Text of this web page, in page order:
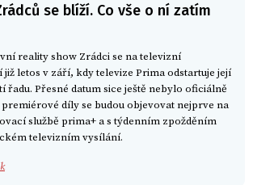
se blíží. Co vše o ní zatím
reality show Zrádci se na televizní
letos v září, kdy televize Prima odstartuje její
řadu. Přesné datum sice ještě nebylo oficiálně
díly se budou objevovat nejprve na
službě prima+ a s týdenním zpožděním
televizním vysílání.